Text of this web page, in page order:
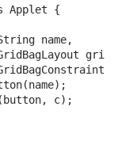
Applet {
name,
c);